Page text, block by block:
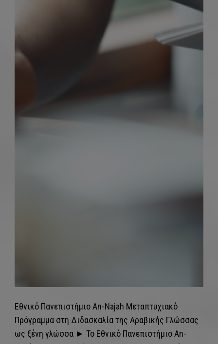
Εθνικό Πανεπιστήμιο An-Najah Μεταπτυχιακό
Πρόγραμμα στη Διδασκαλία της Αραβικής Γλώσσας
ως ξένη γλώσσα​ ► Το Εθνικό Πανεπιστήμιο An-